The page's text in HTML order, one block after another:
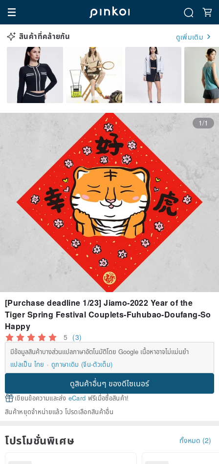
สินค้าที่คล้ายกัน ดูเพิ่มเติม
1/1
[Purchase deadline 1/23] Jiamo-2022 Year of the
Tiger Spring Festival Couplets-Fuhubao-Doufang-So
Happy
5 (3)
มีข้อมูลสินค้าบางส่วนแปลภาษาอัตโนมัติโดย Google เนื้อหาอาจไม่แม่นยำ
แปลเป็น ไทย
ดูภาษาเดิม (จีน-ตัวเต็ม)
ดูสินค้าอื่นๆ ของดีไซเนอร์
เขียนข้อความและส่ง eCard ฟรีเมื่อซื้อสินค้า!
สินค้าหยุดจำหน่ายแล้ว โปรดเลือกสินค้าอื่น
โปรโมชั่นพิเศษ ทั้งหมด (2)